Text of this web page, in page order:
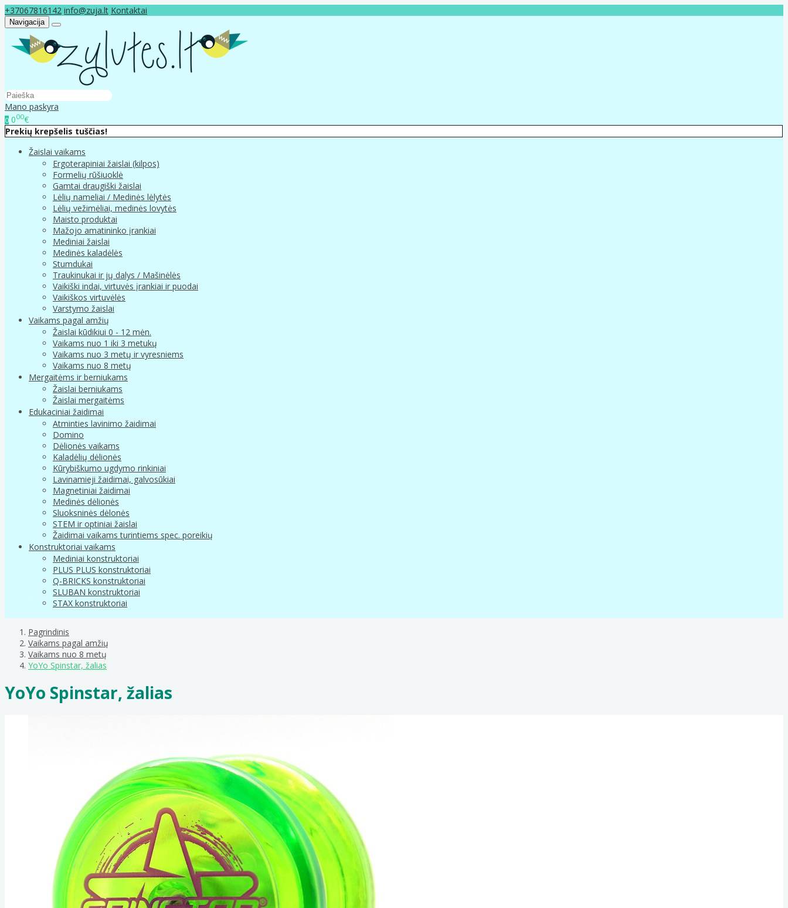
+37067816142 info@zuja.lt Kontaktai
Navigacija
Mano paskyra
0 000€
Prekių krepšelis tuščias!
Žaislai vaikams
Ergoterapiniai žaislai (kilpos)
Formelių rūšiuoklė
Gamtai draugiški žaislai
Lėlių nameliai / Medinės lėlytės
Lėlių vežimėliai, medinės lovytės
Maisto produktai
Mažojo amatininko įrankiai
Mediniai žaislai
Medinės kaladėlės
Stumdukai
Traukinukai ir jų dalys / Mašinėlės
Vaikiški indai, virtuvės įrankiai ir puodai
Vaikiškos virtuvėlės
Varstymo žaislai
Vaikams pagal amžių
Žaislai kūdikiui 0 - 12 mėn.
Vaikams nuo 1 iki 3 metukų
Vaikams nuo 3 metų ir vyresniems
Vaikams nuo 8 metų
Mergaitėms ir berniukams
Žaislai berniukams
Žaislai mergaitėms
Edukaciniai žaidimai
Atminties lavinimo žaidimai
Domino
Dėlionės vaikams
Kaladėlių dėlionės
Kūrybiškumo ugdymo rinkiniai
Lavinamieji žaidimai, galvosūkiai
Magnetiniai žaidimai
Medinės dėlionės
Sluoksninės dėlonės
STEM ir optiniai žaislai
Žaidimai vaikams turintiems spec. poreikių
Konstruktoriai vaikams
Mediniai konstruktoriai
PLUS PLUS konstruktoriai
Q-BRICKS konstruktoriai
SLUBAN konstruktoriai
STAX konstruktoriai
Pagrindinis
Vaikams pagal amžių
Vaikams nuo 8 metų
YoYo Spinstar, žalias
YoYo Spinstar, žalias